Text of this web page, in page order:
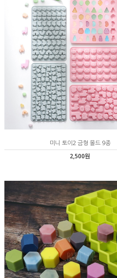
미니 토이2 금형 몰드 9종
2,500원